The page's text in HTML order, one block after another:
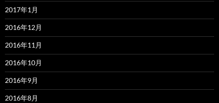
2017年1月
2016年12月
2016年11月
2016年10月
2016年9月
2016年8月